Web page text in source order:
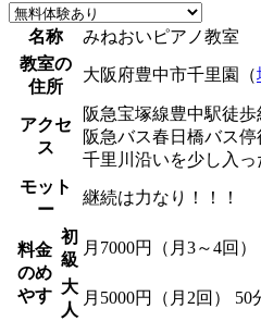
名称
みねおいピアノ教室
教室の
住所
大阪府豊中市千里園（
アクセ
ス
阪急宝塚線豊中駅徒歩
阪急バス春日橋バス停
千里川沿いを少し入
モット
ー
継続は力なり！！！
料金
のめ
やす
初
級
月7000円（月3～4回）
大
人
月5000円（月2回）